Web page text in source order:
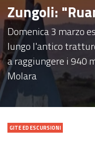
Zungoli:
Domenica 3 marzo
lungo l'antico
a raggiungere i 940
Molara
GITE ED ESCURSIONI